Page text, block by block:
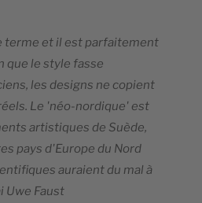
terme et il est parfaitement
que le style fasse
les designs ne copient
Le 'néo-nordique' est
artistiques de Suède,
pays d'Europe du Nord
auraient du mal à
Uwe Faust